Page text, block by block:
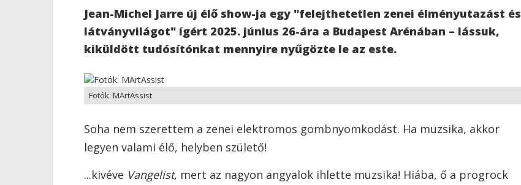
Jean-Michel Jarre új élő show-ja egy "felejthetetlen zenei élményutazást és
látványvilágot" ígért 2025. június 26-ára a Budapest Arénában – lássuk,
kiküldött tudósítónkat mennyire nyűgözte le az este.
Fotók: MArtAssist
Soha nem szerettem a zenei elektromos gombnyomkodást. Ha muzsika, akkor
legyen valami élő, helyben születő!
...kivéve Vangelist, mert az nagyon angyalok ihlette muzsika! Hiába, ő a progrock